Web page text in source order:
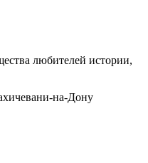
любителей истории,